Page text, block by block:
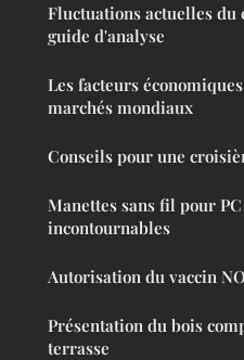
Fluctuations actuelles du
guide d'analyse
Les facteurs
marchés mondiaux
Conseils pour une
Manettes sans fil pour
incontournables
Autorisation du vaccin
Présentation du bois
terrasse